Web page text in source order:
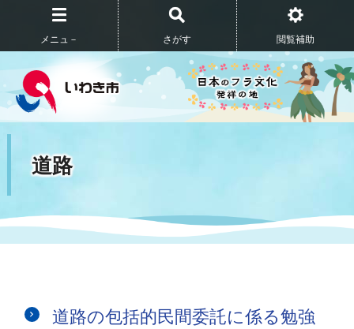
メニュ－ さがす 閲覧補助
道路
道路の包括的民間委託に係る勉強